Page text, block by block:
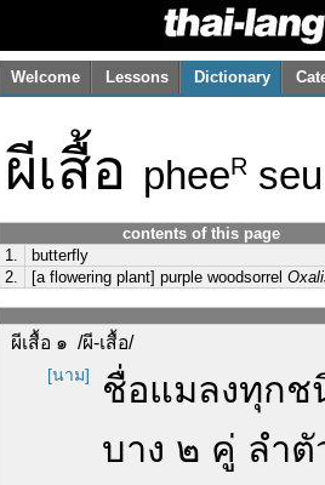
Welcome Lessons Dictionary
ผีเสื้อ pheeR
contents of this page
1.
butterfly
2.
[a flowering plant] purple woodsorrel
ผีเสื้อ ๑ /ผี-เสื้อ/
[นาม]
ชื่อแมลงทุก
บาง ๒ คู่ ลำ